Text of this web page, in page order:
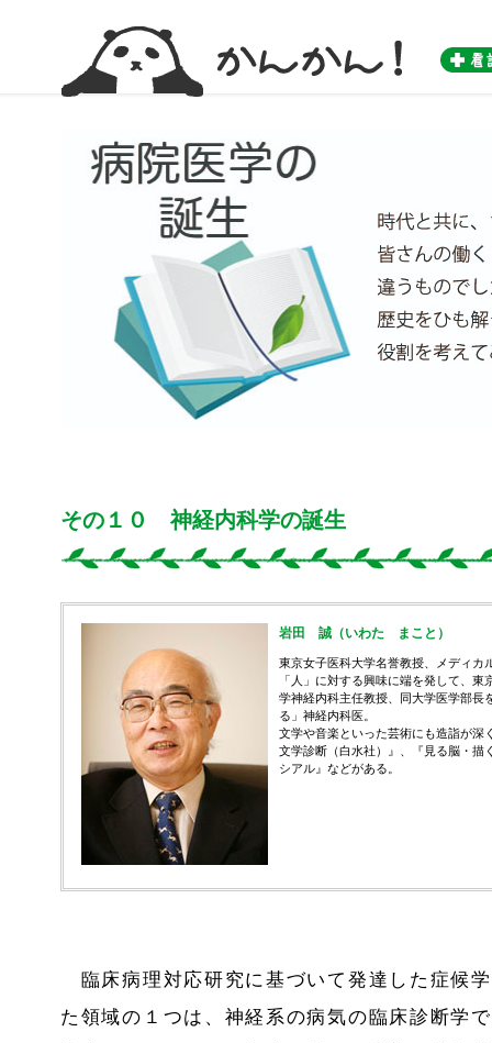
その１０ 神経内科学の誕生
岩田 誠（いわた まこと）
東京女子医科大学名誉教授、メディカ
「人」に対する興味に端を発して、
学神経内科主任教授、同大学医学部長
る」神経内科医。
文学や音楽といった芸術にも造詣が深
文学診断（白水社）』、『見る脳・描
シアル』などがある。
臨床病理対応研究に基づいて発達した症候
た領域の１つは、神経系の病気の臨床診断学